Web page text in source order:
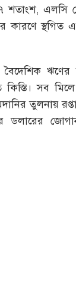
শতাংশ, এলসি
কারণে স্থগিত
ঋণের
সব
তুলনায়
ডলারের